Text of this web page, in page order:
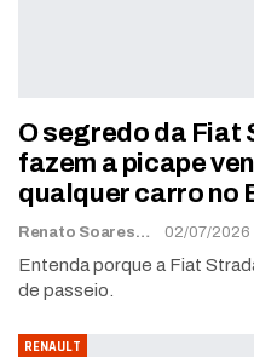
O segredo da Fiat
fazem a picape
qualquer carro no
Renato Soares 02/07/2026
Entenda porque a Fiat
de passeio.
RENAULT